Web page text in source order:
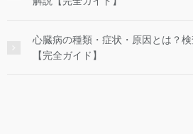
心臓病の種類・症状・原因とは？
【完全ガイド】